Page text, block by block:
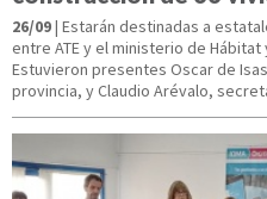
26/09| Estarán destinadas a
entre ATE y el ministerio de
Estuvieron presentes Oscar de
provincia, y Claudio Arévalo,